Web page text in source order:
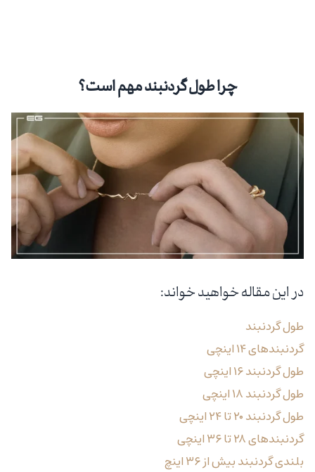
چرا طول‌ گردنبند مهم است؟
در این مقاله خواهید خواند:
طول گردنبند
گردنبندهای ۱۴ اینچی
طول گردنبند ۱۶ اینچی
طول گردنبند ۱۸ اینچی
طول گردنبند ۲۰ تا ۲۴ اینچی
گردنبندهای ۲۸ تا ۳۶ اینچی
بلندی گردنبند بیش از ۳۶ اینچ